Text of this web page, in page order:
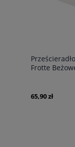
Frotte
65,90 zł